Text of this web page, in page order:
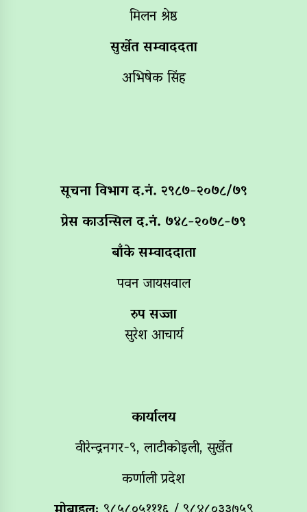
मिलन श्रेष्ठ
सुर्खेत सम्वाददता
अभिषेक सिंह
सूचना विभाग द‌.नं. २९८७-२०७८/७९
प्रेस काउन्सिल द.नं. ७४८-२०७८-७९
बाँके सम्वाददाता
पवन जायसवाल
रुप सज्जा
सुरेश आचार्य
कार्यालय
वीरेन्द्रनगर-९, लाटीकोइली, सुर्खेत
कर्णाली प्रदेश